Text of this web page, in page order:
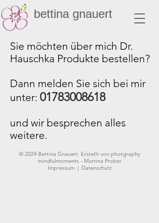
bettina gnauert
Sie möchten über mich Dr.
Hauschka Produkte bestellen?
Dann melden Sie sich bei mir
unter: 01783008618
und wir besprechen alles
weitere.
© 2024 Bettina Gnauert Erstellt von photgraphy
mindfulmoments - Martina Probst
Impressum | Datenschutz